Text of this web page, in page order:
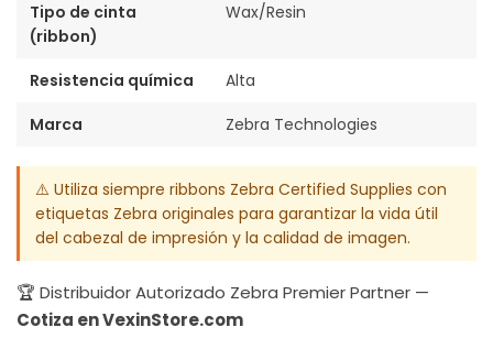
Tipo de cinta
(ribbon)
Wax/Resin
Resistencia química
Alta
Marca
Zebra Technologies
⚠️ Utiliza siempre ribbons Zebra Certified Supplies con
etiquetas Zebra originales para garantizar la vida útil
del cabezal de impresión y la calidad de imagen.
🏆 Distribuidor Autorizado Zebra Premier Partner —
Cotiza en VexinStore.com